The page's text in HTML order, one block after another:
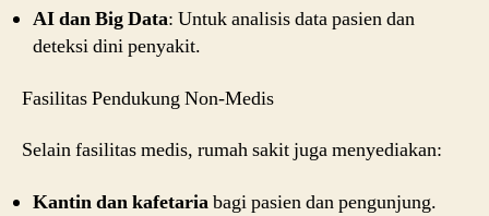
AI dan Big Data: Untuk analisis data pasien dan
deteksi dini penyakit.
Fasilitas Pendukung Non-Medis
Selain fasilitas medis, rumah sakit juga menyediakan:
Kantin dan kafetariabagi pasien dan pengunjung.